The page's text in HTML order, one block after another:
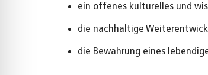
ein offenes kulturelles und
die nachhaltige
die Bewahrung eines